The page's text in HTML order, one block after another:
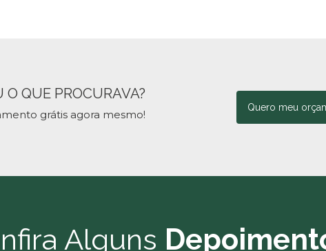
O QUE PROCURAVA?
grátis agora mesmo!
Quero meu
Alguns